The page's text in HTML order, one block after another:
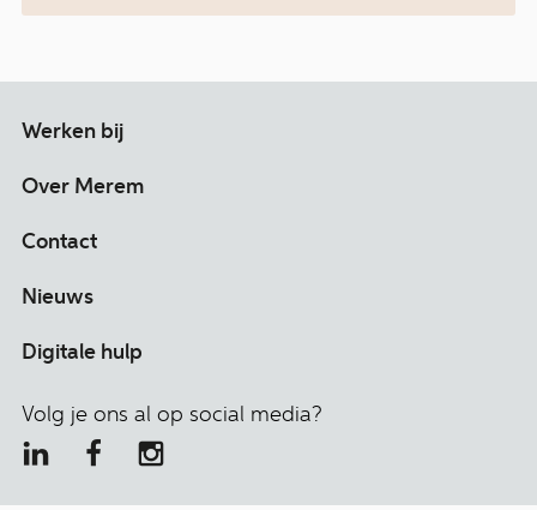
Werken bij
Over Merem
Contact
Nieuws
Digitale hulp
Volg je ons al op social media?